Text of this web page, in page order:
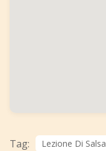
Tag: Lezione Di Salsa